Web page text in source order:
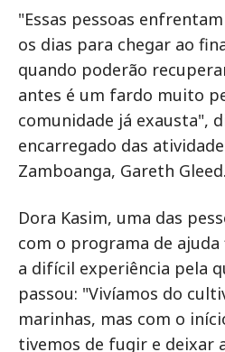
"Essas pessoas
os dias para chegar ao
quando poderão
antes é um fardo muito
comunidade já exausta",
encarregado das
Zamboanga, Gareth Gleed.
Dora Kasim, uma das
com o programa de
a difícil experiência pela
passou: "Vivíamos do
marinhas, mas com o
tivemos de fugir e deixar